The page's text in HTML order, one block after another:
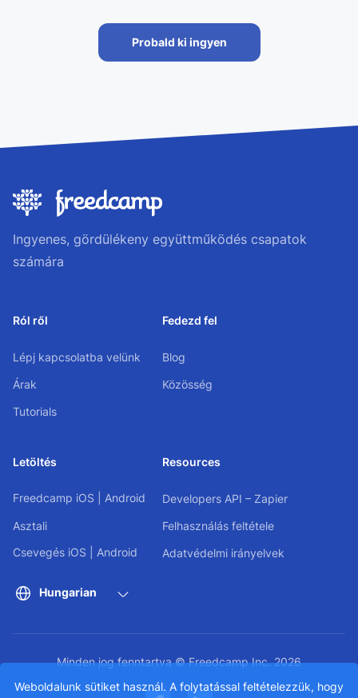
Weboldalunk sütiket használ. A folytatással feltételezzük, hogy
Probald ki ingyen
Ingyenes, gördülékeny együttműködés csapatok
számára
Ról ről
Lépj kapcsolatba velünk
Árak
Tutorials
Fedezd fel
Blog
Közösség
Letöltés
Freedcamp iOS Android
Asztali
Csevegés iOS Android
Resources
Developers API – Zapier
Felhasználás feltétele
Adatvédelmi irányelvek
Minden jog fenntartva © Freedcamp Inc. 2026
Hungarian